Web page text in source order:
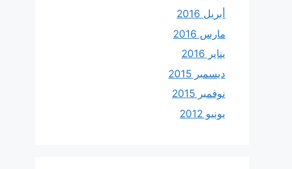
أبريل 2016
مارس 2016
يناير 2016
ديسمبر 2015
نوفمبر 2015
يونيو 2012